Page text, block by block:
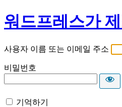
워드프레스가
사용자 이름 또는 이메일 주소
비밀번호
기억하기